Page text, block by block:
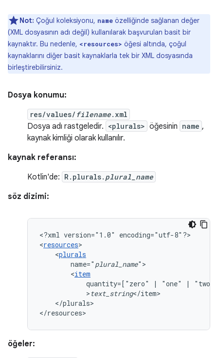
Not: Çoğul koleksiyonu, name özelliğinde sağlanan değer
(XML dosyasının adı değil) kullanılarak başvurulan basit bir
kaynaktır. Bu nedenle, <resources> öğesi altında, çoğul
kaynaklarını diğer basit kaynaklarla tek bir XML dosyasında
birleştirebilirsiniz.
Dosya konumu:
res/values/ filename.xml
Dosya adı rastgeledir. <plurals> öğesinin name ,
kaynak kimliği olarak kullanılır.
kaynak referansı:
Kotlin'de: R.plurals. plural_name
söz dizimi:
<?xml version="1.0"
encoding="utf-8"?>
<resources
<plurals
name=" plural_name
<item
quantity=["zero"
| "one" |
"two"
>text_string
</plurals>
</resources>
öğeler: